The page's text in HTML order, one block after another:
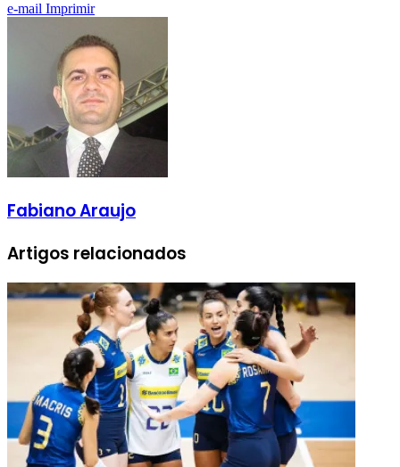
e-mail Imprimir
Fabiano Araujo
Artigos relacionados